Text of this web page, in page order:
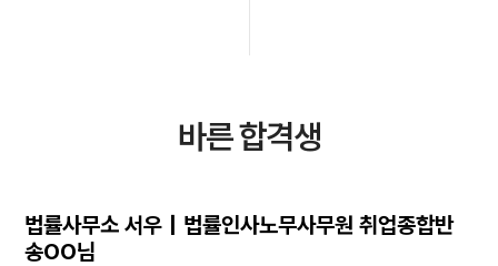
바른 합격생
법률사무소 서우｜법률인사노무사무원 취업종합반
송OO님